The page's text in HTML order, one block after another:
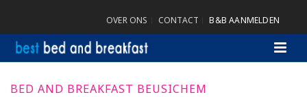
OVER ONS CONTACT B&B AANMELDEN
BED AND BREAKFAST BEUSICHEM